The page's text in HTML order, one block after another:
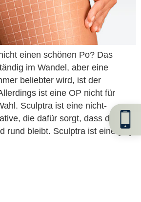
einen schönen Po? Das
im Wandel, aber eine
beliebter wird, ist der
ist eine OP nicht für
Sculptra ist eine nicht-
die dafür sorgt, dass dein Po
rund bleibt. Sculptra ist eine […]